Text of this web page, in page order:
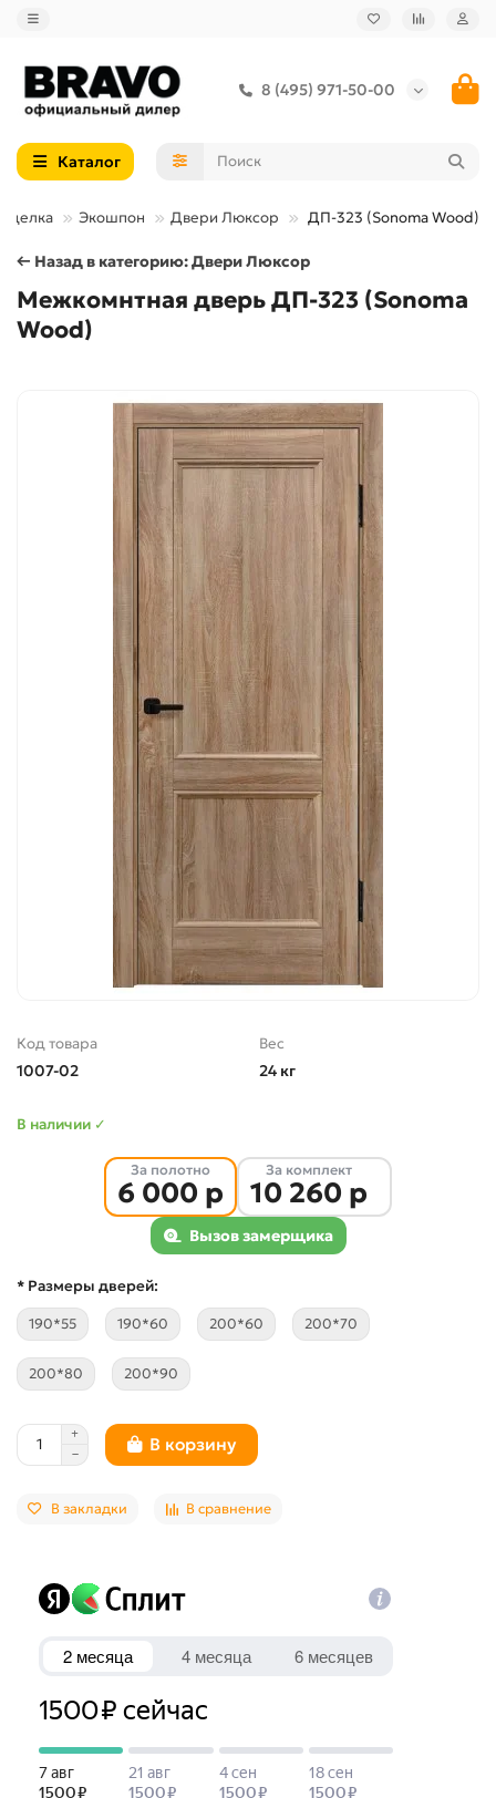
8 (495) 971-50-00
Каталог
Экошпон Двери Люксор ДП-323 (Sonoma Wood)
← Назад в категорию: Двери Люксор
Межкомнтная дверь ДП-323 (Sonoma
Wood)
Код товара
1007-02
Вес
24 кг
В наличии ✓
За полотно
6 000 р
За комплект
10 260 р
Вызов замерщика
* Размеры дверей:
190*55 190*60 200*60 200*70
200*80 200*90
В корзину
В закладки В сравнение